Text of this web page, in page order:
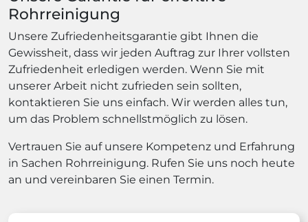
Rohrreinigung
Unsere Zufriedenheitsgarantie gibt Ihnen die
Gewissheit, dass wir jeden Auftrag zur Ihrer vollsten
Zufriedenheit erledigen werden. Wenn Sie mit
unserer Arbeit nicht zufrieden sein sollten,
kontaktieren Sie uns einfach. Wir werden alles tun,
um das Problem schnellstmöglich zu lösen.
Vertrauen Sie auf unsere Kompetenz und Erfahrung
in Sachen Rohrreinigung. Rufen Sie uns noch heute
an und vereinbaren Sie einen Termin.